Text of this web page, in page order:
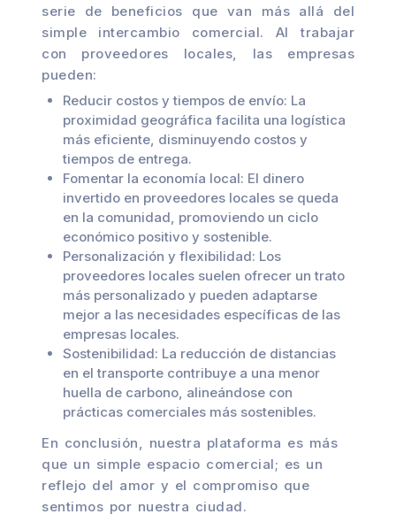
serie de beneficios que van más allá del
simple intercambio comercial. Al trabajar
con proveedores locales, las empresas
pueden:
Reducir costos y tiempos de envío: La
proximidad geográfica facilita una logística
más eficiente, disminuyendo costos y
tiempos de entrega.
Fomentar la economía local: El dinero
invertido en proveedores locales se queda
en la comunidad, promoviendo un ciclo
económico positivo y sostenible.
Personalización y flexibilidad: Los
proveedores locales suelen ofrecer un trato
más personalizado y pueden adaptarse
mejor a las necesidades específicas de las
empresas locales.
Sostenibilidad: La reducción de distancias
en el transporte contribuye a una menor
huella de carbono, alineándose con
prácticas comerciales más sostenibles.
En conclusión, nuestra plataforma es más
que un simple espacio comercial; es un
reflejo del amor y el compromiso que
sentimos por nuestra ciudad.